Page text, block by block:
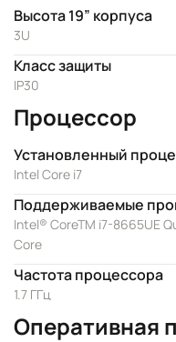
Высота 19” корпуса
3U
Класс защиты
IP30
Процессор
Установленный
Intel Core i7
Поддерживаемые
Intel® CoreTM i7-8665UE
Core
Частота процессора
1.7 ГГц
Оперативная